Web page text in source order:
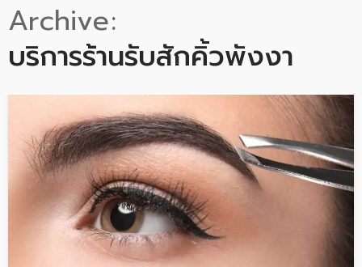
Archive
บริการร้านรับสักคิ้วพังงา